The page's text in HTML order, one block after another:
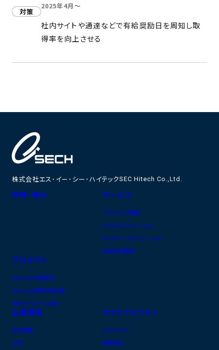
対策
2025年4月～
社内サイトや通達などで有給奨励日を周知し取
得率を向上させる
株式会社エス･イー･シー･ハイテックSEC Hitech Co.,Ltd.
特徴・強み サービス
ソフトウェア開発
システムソリューション
ネットワークソリューション
自社製品開発
プロダクト
Hitec Dx文書管理
Hitec Dx遠隔作業支援
安全パトロール点検
企業情報
会社概要
沿革
サステナビリティ
ダイバシティ
健康経営